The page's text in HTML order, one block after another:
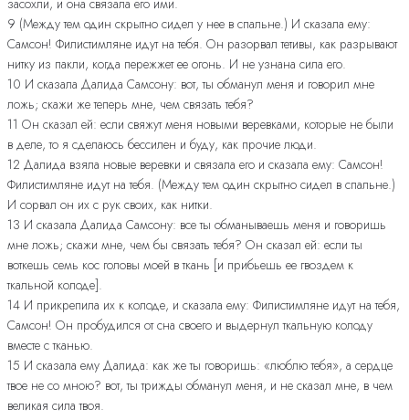
9 (Между тем один скрытно сидел у нее в спальне.) И сказала ему:
Самсон! Филистимляне идут на тебя. Он разорвал тетивы, как разрывают
нитку из пакли, когда пережжет ее огонь. И не узнана сила его.
10 И сказала Далида Самсону: вот, ты обманул меня и говорил мне
ложь; скажи же теперь мне, чем связать тебя?
11 Он сказал ей: если свяжут меня новыми веревками, которые не были
в деле, то я сделаюсь бессилен и буду, как прочие люди.
12 Далида взяла новые веревки и связала его и сказала ему: Самсон!
Филистимляне идут на тебя. (Между тем один скрытно сидел в спальне.)
И сорвал он их с рук своих, как нитки.
13 И сказала Далида Самсону: все ты обманываешь меня и говоришь
мне ложь; скажи мне, чем бы связать тебя? Он сказал ей: если ты
воткешь семь кос головы моей в ткань [и прибьешь ее гвоздем к
ткальной колоде].
14 И прикрепила их к колоде, и сказала ему: Филистимляне идут на тебя,
Самсон! Он пробудился от сна своего и выдернул ткальную колоду
вместе с тканью.
15 И сказала ему Далида: как же ты говоришь: «люблю тебя», а сердце
твое не со мною? вот, ты трижды обманул меня, и не сказал мне, в чем
великая сила твоя.